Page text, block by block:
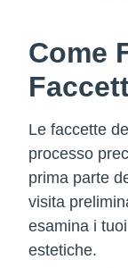
Come
Le faccette
processo
prima parte
visita
esamina i
estetiche.